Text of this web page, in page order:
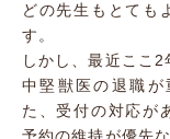
どの先生もとても
す。
しかし、最近ここ2
中堅獣医の退職が
た、受付の対応が